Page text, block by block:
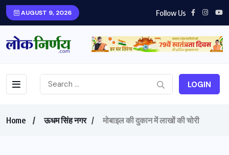
AUGUST 9, 2026 Follow Us
LOGIN
Home ऊधम सिंह नगर मोबाइल की दुकान में लाखों की चोरी